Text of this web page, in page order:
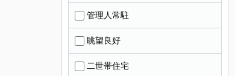
管理人常駐
眺望良好
二世帯住宅